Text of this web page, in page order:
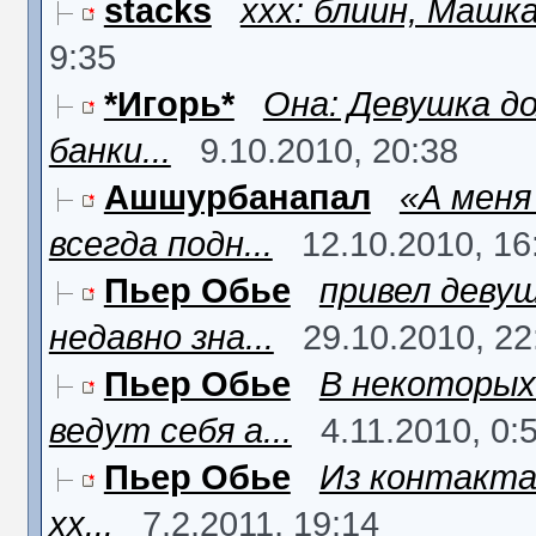
stacks
ххх: блиин,
9:35
*Игорь*
Она: Девушка
банки...
9.10.2010, 20:38
Ашшурбанапал
«А
всегда подн...
12.10.2010,
Пьер Обье
привел
недавно зна...
29.10.2010,
Пьер Обье
В
ведут себя а...
4.11.2010,
Пьер Обье
Из
хх...
7.2.2011, 19:14